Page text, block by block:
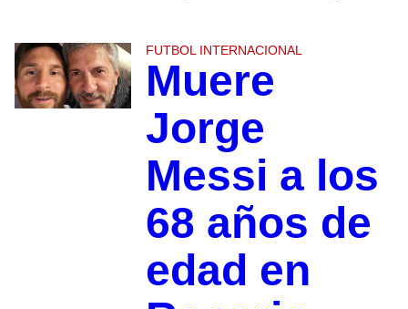
FUTBOL INTERNACIONAL
Muere
Jorge
Messi a los
68 años de
edad en